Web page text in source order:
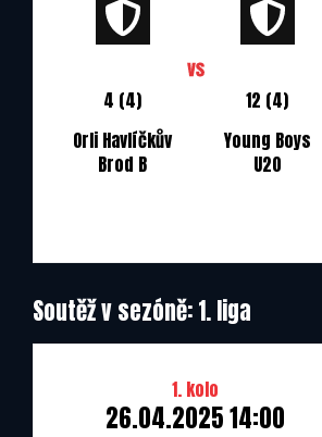
4 (4)
Orli Havlíčkův
Brod B
12 (4)
Young Boys
U20
Soutěž v sezóně: 1. liga
1. kolo
26.04.2025 14:00